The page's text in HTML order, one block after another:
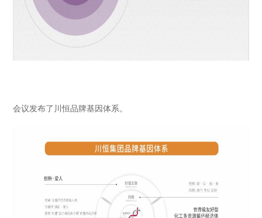
会议发布了川恒品牌基因体系。